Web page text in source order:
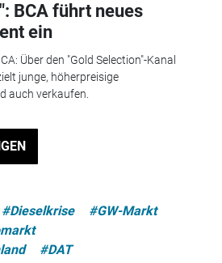
BCA führt neues
ein
Über den "Gold Selection"-Kanal
junge, höherpreisige
auch verkaufen.
#Dieselkrise
#GW-Markt
#DAT